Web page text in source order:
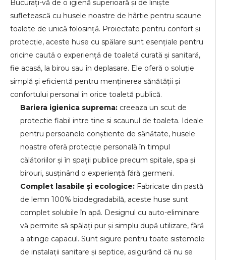
Bucurați-vă de o igienă superioară și de liniște
sufletească cu husele noastre de hârtie pentru scaune
toalete de unică folosință. Proiectate pentru confort și
protecție, aceste huse cu spălare sunt esențiale pentru
oricine caută o experiență de toaletă curată și sanitară,
fie acasă, la birou sau în deplasare. Ele oferă o soluție
simplă și eficientă pentru menținerea sănătății și
confortului personal în orice toaletă publică.
Bariera igienica suprema: creeaza un scut de
protectie fiabil intre tine si scaunul de toaleta. Ideale
pentru persoanele conștiente de sănătate, husele
noastre oferă protecție personală în timpul
călătoriilor și în spații publice precum spitale, spa și
birouri, susținând o experiență fără germeni.
Complet lasabile și ecologice: Fabricate din pastă
de lemn 100% biodegradabilă, aceste huse sunt
complet solubile în apă. Designul cu auto-eliminare
vă permite să spălați pur și simplu după utilizare, fără
a atinge capacul. Sunt sigure pentru toate sistemele
de instalații sanitare și septice, asigurând că nu se